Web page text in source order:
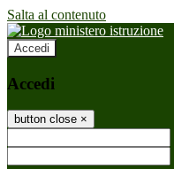
Salta al contenuto
Accedi
Accedi
button close ×